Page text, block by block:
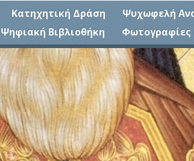
Κατηχητική Δράση
Ψυχωφελή
Ψηφιακή Βιβλιοθήκη Φωτογραφίες